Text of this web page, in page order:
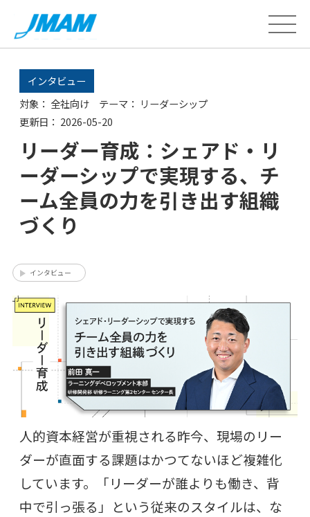
インタビュー
対象： 全社向け テーマ： リーダーシップ
更新日： 2026-05-20
リーダー育成：シェアド・リ
ーダーシップで実現する、チ
ーム全員の力を引き出す組織
づくり
インタビュー
人的資本経営が重視される昨今、現場のリー
ダーが直面する課題はかつてないほど複雑化
しています。「リーダーが誰よりも働き、背
中で引っ張る」という従来のスタイルは、な